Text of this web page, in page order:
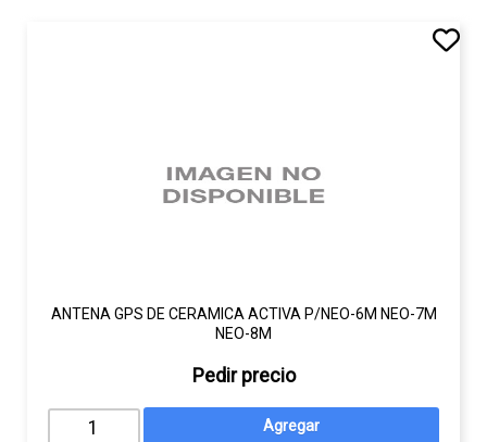
ANTENA GPS DE CERAMICA ACTIVA P/NEO-6M NEO-7M
NEO-8M
Pedir precio